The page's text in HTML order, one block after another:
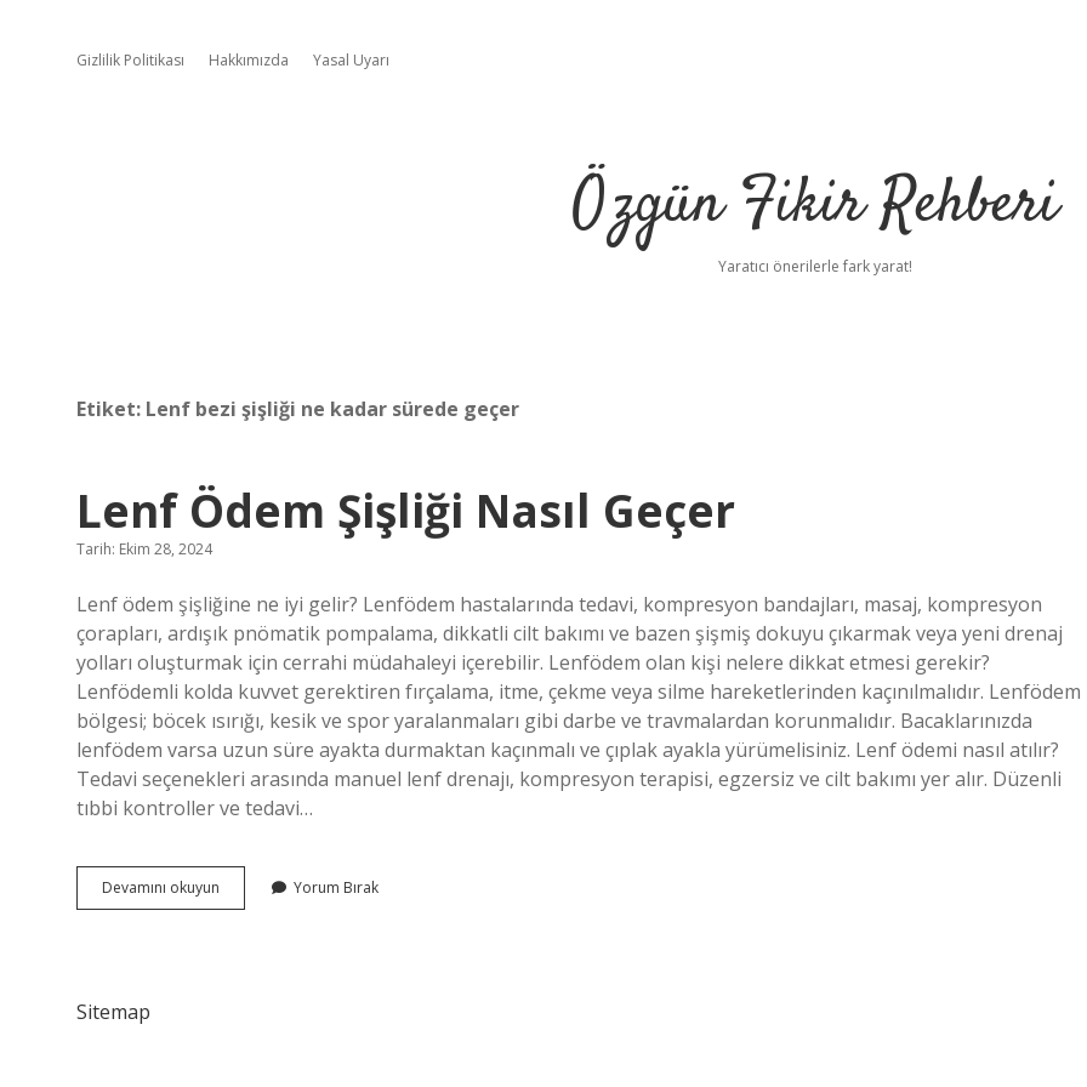
Gizlilik Politikası Hakkımızda Yasal Uyarı
Özgün Fikir Rehberi
Yaratıcı önerilerle fark yarat!
Etiket: Lenf bezi şişliği ne kadar sürede geçer
Lenf Ödem Şişliği Nasıl Geçer
Tarih: Ekim 28, 2024
Lenf ödem şişliğine ne iyi gelir? Lenfödem hastalarında tedavi, kompresyon bandajları, masaj, kompresyon
çorapları, ardışık pnömatik pompalama, dikkatli cilt bakımı ve bazen şişmiş dokuyu çıkarmak veya yeni drenaj
yolları oluşturmak için cerrahi müdahaleyi içerebilir. Lenfödem olan kişi nelere dikkat etmesi gerekir?
Lenfödemli kolda kuvvet gerektiren fırçalama, itme, çekme veya silme hareketlerinden kaçınılmalıdır. Lenfödem
bölgesi; böcek ısırığı, kesik ve spor yaralanmaları gibi darbe ve travmalardan korunmalıdır. Bacaklarınızda
lenfödem varsa uzun süre ayakta durmaktan kaçınmalı ve çıplak ayakla yürümelisiniz. Lenf ödemi nasıl atılır?
Tedavi seçenekleri arasında manuel lenf drenajı, kompresyon terapisi, egzersiz ve cilt bakımı yer alır. Düzenli
tıbbi kontroller ve tedavi…
Devamını okuyun
Ödem
Yorum Bırak
Sitemap